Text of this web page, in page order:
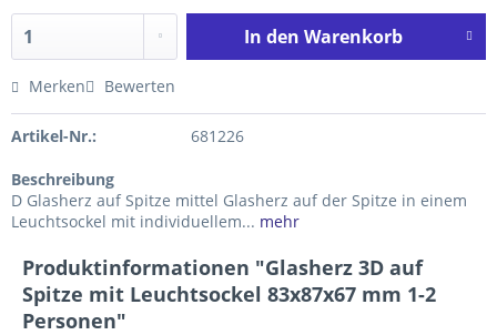
In den Warenkorb
Merken Bewerten
Artikel-Nr.: 681226
Beschreibung
D Glasherz auf Spitze mittel Glasherz auf der Spitze in einem
Leuchtsockel mit individuellem... mehr
Produktinformationen "Glasherz 3D auf
Spitze mit Leuchtsockel 83x87x67 mm 1-2
Personen"